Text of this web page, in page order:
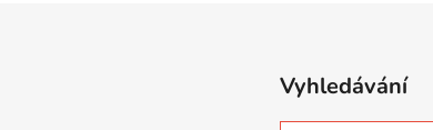
Vyhledávání